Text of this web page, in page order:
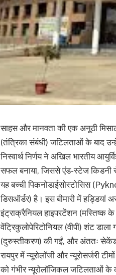
साहस और मानवता की एक अनूठी
(तंत्रिका संबंधी) जटिलताओं के बाद
निस्वार्थ निर्णय ने अखिल भारतीय
सफल बनाया, जिससे एंड-स्टेज किडनी
यह बच्ची पिकनोडाईसोस्टोसिस
डिसऑर्डर) है। इस बीमारी में हड्डियां
इंट्राक्रैनियल हाइपरटेंशन (मस्तिष्क
वेंट्रिकुलोपेरिटोनियल (वीपी) शंट
(दुरुस्तीकरण) की गईं, और अंततः
रायपुर में न्यूरोलॉजी और न्यूरोसर्जरी
को गंभीर न्यूरोलॉजिकल जटिलताओं के